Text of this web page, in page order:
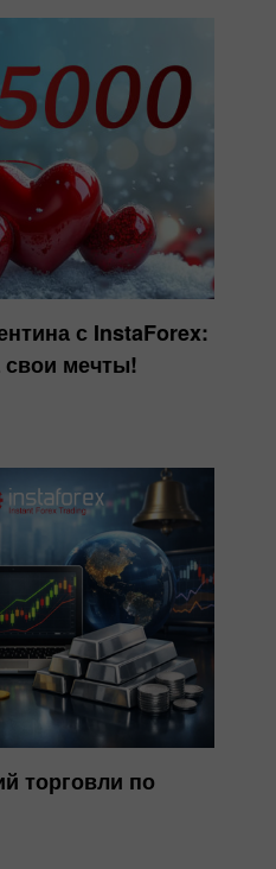
с InstaForex:
свои мечты!
торговли по